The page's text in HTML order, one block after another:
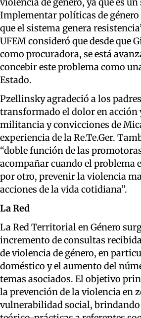
violencia de género, ya que es
Implementar políticas de
que el sistema genera
UFEM consideró que desde que
como procuradora, se está
concebir este problema como
Estado.
Pzellinsky agradeció a los
transformado el dolor en acción
militancia y convicciones de
experiencia de la Re.Te.Ger.
“doble función de las
acompañar cuando el problema
por otro, prevenir la violencia
acciones de la vida cotidiana”.
La Red
La Red Territorial en Género
incremento de consultas
de violencia de género, en
doméstico y el aumento del
temas asociados. El objetivo
la prevención de la violencia en
vulnerabilidad social,